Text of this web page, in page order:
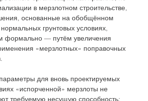
в мерзлотном строительстве,
основанные на обобщённом
грунтовых условиях,
формально — путём увеличения
«мерзлотных» поправочных
для вновь проектируемых
«испорченной» мерзлоты не
требуемую несущую способность;